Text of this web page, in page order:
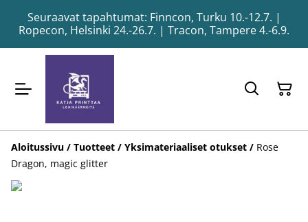
Seuraavat tapahtumat: Finncon, Turku 10.-12.7. |
Ropecon, Helsinki 24.-26.7. | Tracon, Tampere 4.-6.9.
Aloitussivu / Tuotteet / Yksimateriaaliset otukset / Rose
Dragon, magic glitter